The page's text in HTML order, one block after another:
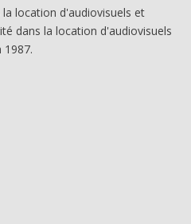
la location d'audiovisuels et
dans la location d'audiovisuels
1987.